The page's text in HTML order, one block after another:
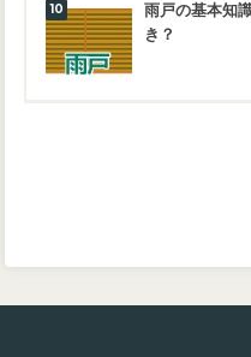
雨戸の基本知
き？